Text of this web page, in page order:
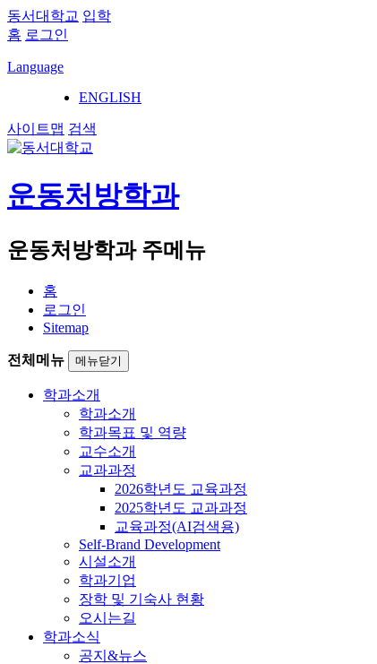
동서대학교 입학
홈 로그인
Language
ENGLISH
사이트맵 검색
운동처방학과
운동처방학과 주메뉴
홈
로그인
Sitemap
전체메뉴 메뉴닫기
학과소개
학과소개
학과목표 및 역량
교수소개
교과과정
2026학년도 교육과정
2025학년도 교과과정
교육과정(AI검색용)
Self-Brand Development
시설소개
학과기업
장학 및 기숙사 현황
오시는길
학과소식
공지&뉴스